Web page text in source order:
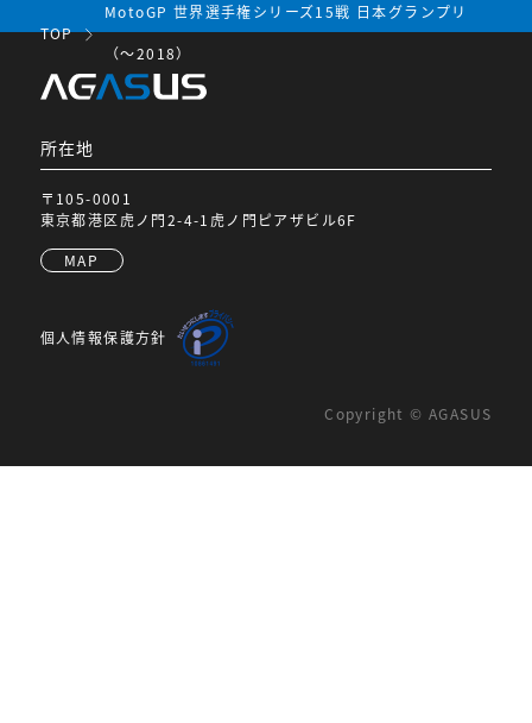
TOP
MotoGP 世界選手権シリーズ15戦 日本グランプリ
（～2018）
所在地
〒105-0001
東京都港区虎ノ門2-4-1虎ノ門ピアザビル6F
MAP
個人情報保護方針
Copyright © AGASUS